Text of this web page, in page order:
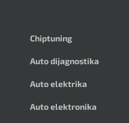
Chiptuning
Auto dijagnostika
Auto elektrika
Auto elektronika